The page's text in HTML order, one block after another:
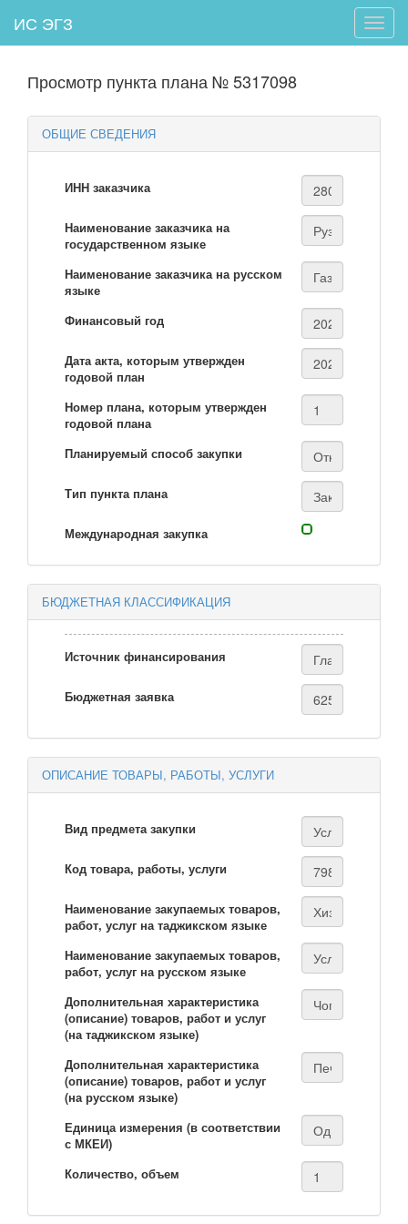
Toggle
ИС ЭГЗ
Просмотр пункта плана № 5317098
ОБЩИЕ СВЕДЕНИЯ
ИНН заказчика
Наименование заказчика на
государственном языке
Наименование заказчика на русском
языке
Финансовый год
Дата акта, которым утвержден
годовой план
Номер плана, которым утвержден
годовой плана
Планируемый способ закупки
Тип пункта плана
Международная закупка
БЮДЖЕТНАЯ КЛАССИФИКАЦИЯ
Источник финансирования
Бюджетная заявка
ОПИСАНИЕ ТОВАРЫ, РАБОТЫ, УСЛУГИ
Вид предмета закупки
Код товара, работы, услуги
Наименование закупаемых товаров,
работ, услуг на таджикском языке
Наименование закупаемых товаров,
работ, услуг на русском языке
Дополнительная характеристика
(описание) товаров, работ и услуг
(на таджикском языке)
Дополнительная характеристика
(описание) товаров, работ и услуг
(на русском языке)
Единица измерения (в соответствии
с МКЕИ)
Количество, объем